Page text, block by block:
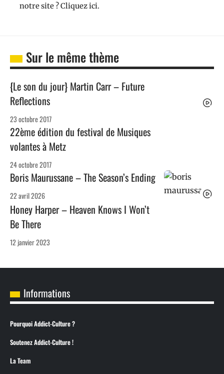
notre site ? Cliquez ici.
Sur le même thème
{Le son du jour} Martin Carr – Future
Reflections
23 octobre 2017
22ème édition du festival de Musiques
volantes à Metz
24 octobre 2017
Boris Maurussane – The Season’s Ending
22 avril 2026
Honey Harper – Heaven Knows I Won’t
Be There
12 janvier 2023
Informations
Pourquoi Addict-Culture ?
Soutenez Addict-Culture !
La Team